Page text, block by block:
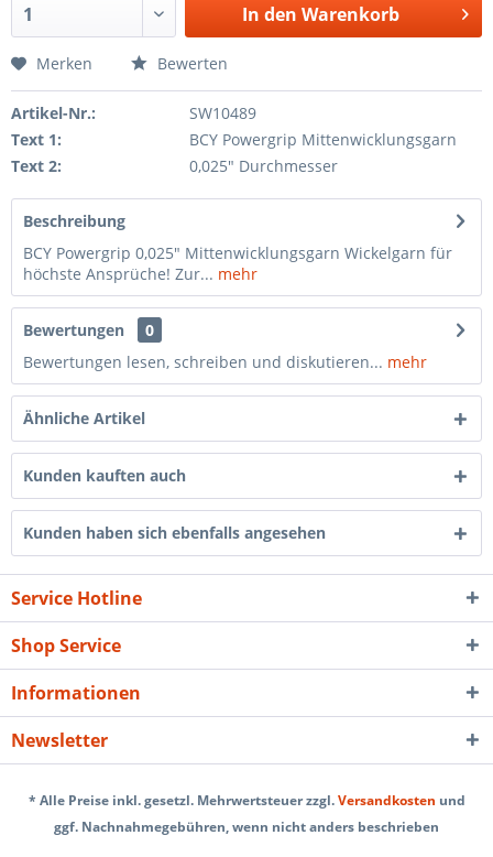
In den Warenkorb
Merken Bewerten
Artikel-Nr.:
SW10489
Text 1:
BCY Powergrip Mittenwicklungsgarn
Text 2:
0,025" Durchmesser
Beschreibung
BCY Powergrip 0,025" Mittenwicklungsgarn Wickelgarn für
höchste Ansprüche! Zur... mehr
Bewertungen
0
Bewertungen lesen, schreiben und diskutieren... mehr
Ähnliche Artikel
Kunden kauften auch
Kunden haben sich ebenfalls angesehen
Service Hotline
Shop Service
Informationen
Newsletter
* Alle Preise inkl. gesetzl. Mehrwertsteuer zzgl.Versandkosten und
ggf. Nachnahmegebühren, wenn nicht anders beschrieben